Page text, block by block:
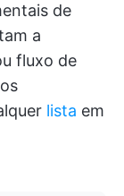
de
a
fluxo de
lista em